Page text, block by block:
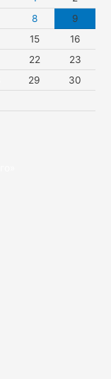
8
9
15
16
22
23
29
30